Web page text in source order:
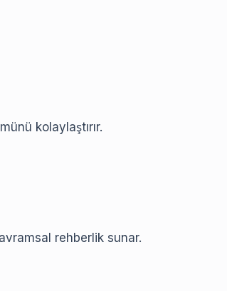
kolaylaştırır.
rehberlik sunar.